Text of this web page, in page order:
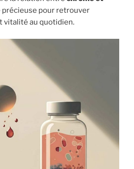
précieuse pour retrouver
vitalité au quotidien.